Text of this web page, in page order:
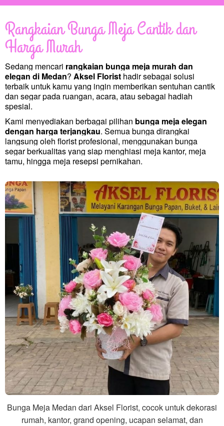
Rangkaian Bunga Meja Cantik dan
Harga Murah
Sedang mencari rangkaian bunga meja murah dan
elegan di Medan? Aksel Florist hadir sebagai solusi
terbaik untuk kamu yang ingin memberikan sentuhan cantik
dan segar pada ruangan, acara, atau sebagai hadiah
spesial.
Kami menyediakan berbagai pilihan bunga meja elegan
dengan harga terjangkau. Semua bunga dirangkai
langsung oleh florist profesional, menggunakan bunga
segar berkualitas yang siap menghiasi meja kantor, meja
tamu, hingga meja resepsi pernikahan.
Bunga Meja Medan dari Aksel Florist, cocok untuk dekorasi
rumah, kantor, grand opening, ucapan selamat, dan